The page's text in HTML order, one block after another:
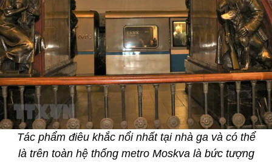
Tác phẩm điêu khắc nổi nhất tại nhà ga và có thể
là trên toàn hệ thống metro Moskva là bức tượng